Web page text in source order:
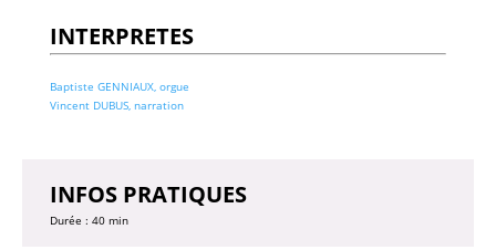
INTERPRETES
Baptiste GENNIAUX, orgue
Vincent DUBUS, narration
INFOS PRATIQUES
Durée : 40 min